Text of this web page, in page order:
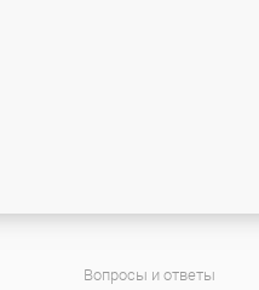
Вопросы и ответы